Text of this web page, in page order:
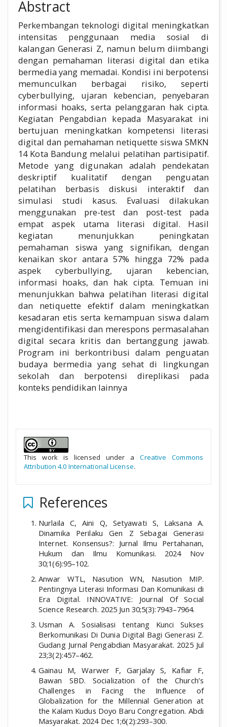
Abstract
Perkembangan teknologi digital meningkatkan
intensitas penggunaan media sosial di
kalangan Generasi Z, namun belum diimbangi
dengan pemahaman literasi digital dan etika
bermedia yang memadai. Kondisi ini berpotensi
memunculkan berbagai risiko, seperti
cyberbullying, ujaran kebencian, penyebaran
informasi hoaks, serta pelanggaran hak cipta.
Kegiatan Pengabdian kepada Masyarakat ini
bertujuan meningkatkan kompetensi literasi
digital dan pemahaman netiquette siswa SMKN
14 Kota Bandung melalui pelatihan partisipatif.
Metode yang digunakan adalah pendekatan
deskriptif kualitatif dengan penguatan
pelatihan berbasis diskusi interaktif dan
simulasi studi kasus. Evaluasi dilakukan
menggunakan pre-test dan post-test pada
empat aspek utama literasi digital. Hasil
kegiatan menunjukkan peningkatan
pemahaman siswa yang signifikan, dengan
kenaikan skor antara 57% hingga 72% pada
aspek cyberbullying, ujaran kebencian,
informasi hoaks, dan hak cipta. Temuan ini
menunjukkan bahwa pelatihan literasi digital
dan netiquette efektif dalam meningkatkan
kesadaran etis serta kemampuan siswa dalam
mengidentifikasi dan merespons permasalahan
digital secara kritis dan bertanggung jawab.
Program ini berkontribusi dalam penguatan
budaya bermedia yang sehat di lingkungan
sekolah dan berpotensi direplikasi pada
konteks pendidikan lainnya
This work is licensed under aCreative Commons
Attribution 4.0 International License.
References
Nurlaila C, Aini Q, Setyawati S, Laksana A.
Dinamika Perilaku Gen Z Sebagai Generasi
Internet. Konsensus?: Jurnal Ilmu Pertahanan,
Hukum dan Ilmu Komunikasi. 2024 Nov
30;1(6):95–102.
Anwar WTL, Nasution WN, Nasution MIP.
Pentingnya Literasi Informasi Dan Komunikasi di
Era Digital. INNOVATIVE: Journal Of Social
Science Research. 2025 Jun 30;5(3):7943–7964.
Usman A. Sosialisasi tentang Kunci Sukses
Berkomunikasi Di Dunia Digital Bagi Generasi Z.
Gudang Jurnal Pengabdian Masyarakat. 2025 Jul
23;3(2):457–462.
Gainau M, Warwer F, Garjalay S, Kafiar F,
Bawan SBD. Socialization of the Church’s
Challenges in Facing the Influence of
Globalization for the Millennial Generation at
the Kalam Kudus Doyo Baru Congregation. Abdi
Masyarakat. 2024 Dec 1;6(2):293–300.